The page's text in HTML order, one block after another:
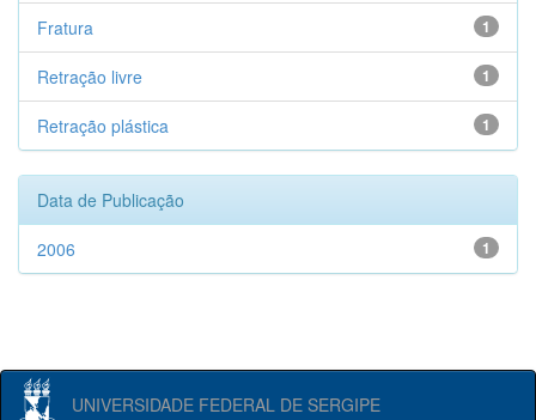
1
Fratura
1
Retração livre
1
Retração plástica
Data de Publicação
1
2006
UNIVERSIDADE FEDERAL DE SERGIPE